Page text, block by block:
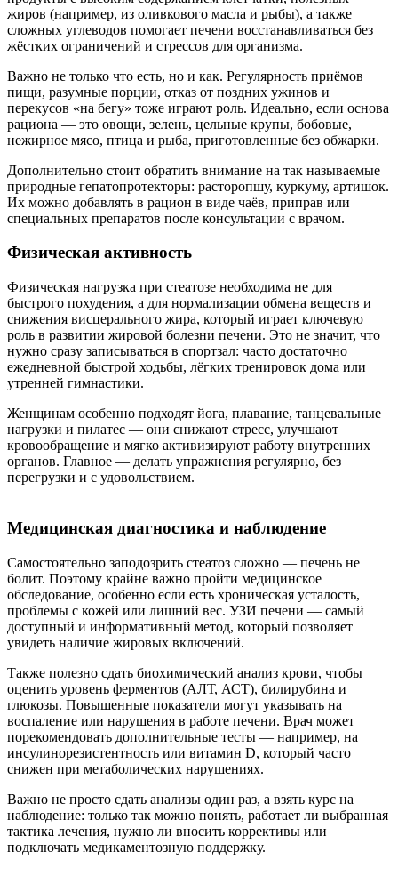
жиров (например, из оливкового масла и рыбы), а также
сложных углеводов помогает печени восстанавливаться без
жёстких ограничений и стрессов для организма.
Важно не только что есть, но и как. Регулярность приёмов
пищи, разумные порции, отказ от поздних ужинов и
перекусов «на бегу» тоже играют роль. Идеально, если основа
рациона — это овощи, зелень, цельные крупы, бобовые,
нежирное мясо, птица и рыба, приготовленные без обжарки.
Дополнительно стоит обратить внимание на так называемые
природные гепатопротекторы: расторопшу, куркуму, артишок.
Их можно добавлять в рацион в виде чаёв, приправ или
специальных препаратов после консультации с врачом.
Физическая активность
Физическая нагрузка при стеатозе необходима не для
быстрого похудения, а для нормализации обмена веществ и
снижения висцерального жира, который играет ключевую
роль в развитии жировой болезни печени. Это не значит, что
нужно сразу записываться в спортзал: часто достаточно
ежедневной быстрой ходьбы, лёгких тренировок дома или
утренней гимнастики.
Женщинам особенно подходят йога, плавание, танцевальные
нагрузки и пилатес — они снижают стресс, улучшают
кровообращение и мягко активизируют работу внутренних
органов. Главное — делать упражнения регулярно, без
перегрузки и с удовольствием.
Медицинская диагностика и наблюдение
Самостоятельно заподозрить стеатоз сложно — печень не
болит. Поэтому крайне важно пройти медицинское
обследование, особенно если есть хроническая усталость,
проблемы с кожей или лишний вес. УЗИ печени — самый
доступный и информативный метод, который позволяет
увидеть наличие жировых включений.
Также полезно сдать биохимический анализ крови, чтобы
оценить уровень ферментов (АЛТ, АСТ), билирубина и
глюкозы. Повышенные показатели могут указывать на
воспаление или нарушения в работе печени. Врач может
порекомендовать дополнительные тесты — например, на
инсулинорезистентность или витамин D, который часто
снижен при метаболических нарушениях.
Важно не просто сдать анализы один раз, а взять курс на
наблюдение: только так можно понять, работает ли выбранная
тактика лечения, нужно ли вносить коррективы или
подключать медикаментозную поддержку.